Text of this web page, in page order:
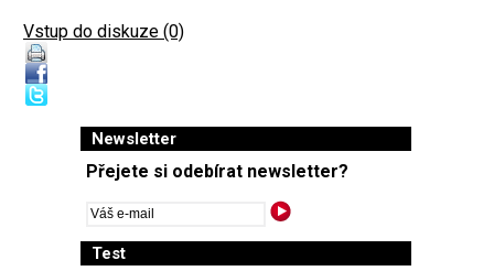
Vstup do diskuze (0)
Newsletter
Přejete si odebírat newsletter?
Test